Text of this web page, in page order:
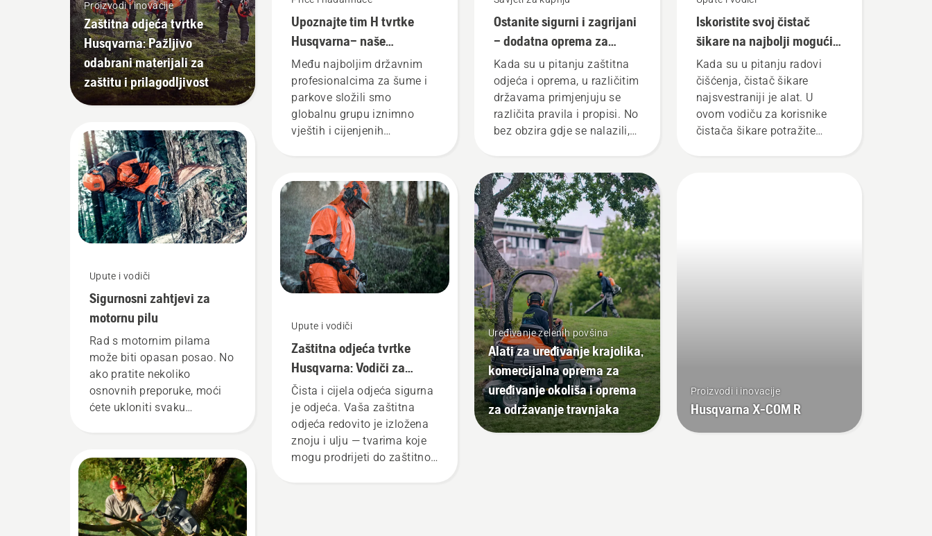
Proizvodi i inovacije
Zaštitna odjeća tvrtke
Husqvarna: Pažljivo
odabrani materijali za
zaštitu i prilagodljivost
Upute i vodiči
Sigurnosni zahtjevi za
motornu pilu
Rad s motornim pilama
može biti opasan posao. No
ako pratite nekoliko
osnovnih preporuke, moći
ćete ukloniti svaku
predstojeći zadatak.
Upoznajte tim H tvrtke
Husqvarna– naše
najzahtjevnije korisnike
Među najboljim državnim
profesionalcima za šume i
parkove složili smo
globalnu grupu iznimno
vještih i cijenjenih
najzahtjevniji korisnici.
Upute i vodiči
Zaštitna odjeća tvrtke
Husqvarna: Vodiči za
pranje i popravak
Čista i cijela odjeća sigurna
je odjeća. Vaša zaštitna
odjeća redovito je izložena
znoju i ulju — tvarima koje
mogu prodrijeti do zaštitnog
Ostanite sigurni i zagrijani
– dodatna oprema za
motorne pile potrebna za
početak rada
Kada su u pitanju zaštitna
odjeća i oprema, u različitim
državama primjenjuju se
različita pravila i propisi. No
bez obzira gdje se nalazili,
s motornim pilama.
Uređivanje zelenih povšina
Alati za uređivanje krajolika,
komercijalna oprema za
uređivanje okoliša i oprema
za održavanje travnjaka
Iskoristite svoj čistač
šikare na najbolji mogući
način
Kada su u pitanju radovi
čišćenja, čistač šikare
najsvestraniji je alat. U
ovom vodiču za korisnike
čistača šikare potražite
Proizvodi i inovacije
Husqvarna X-COM R